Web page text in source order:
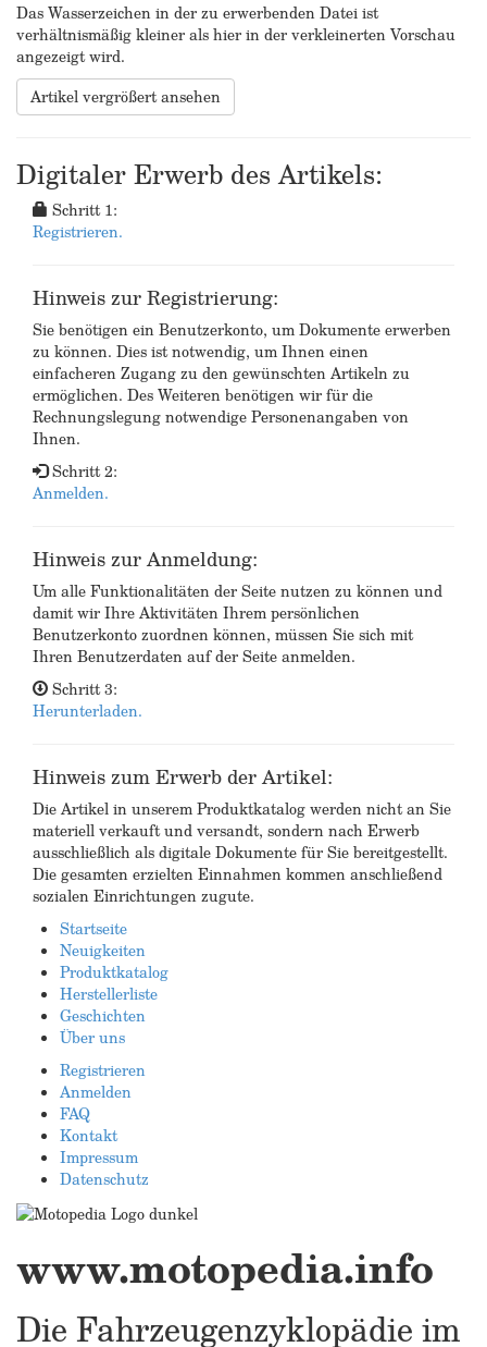
Das Wasserzeichen in der zu erwerbenden Datei ist
verhältnismäßig kleiner als hier in der verkleinerten Vorschau
angezeigt wird.
Artikel vergrößert ansehen
Digitaler Erwerb des Artikels:
Schritt 1:
Registrieren.
Hinweis zur Registrierung:
Sie benötigen ein Benutzerkonto, um Dokumente erwerben
zu können. Dies ist notwendig, um Ihnen einen
einfacheren Zugang zu den gewünschten Artikeln zu
ermöglichen. Des Weiteren benötigen wir für die
Rechnungslegung notwendige Personenangaben von
Ihnen.
Schritt 2:
Anmelden.
Hinweis zur Anmeldung:
Um alle Funktionalitäten der Seite nutzen zu können und
damit wir Ihre Aktivitäten Ihrem persönlichen
Benutzerkonto zuordnen können, müssen Sie sich mit
Ihren Benutzerdaten auf der Seite anmelden.
Schritt 3:
Herunterladen.
Hinweis zum Erwerb der Artikel:
Die Artikel in unserem Produktkatalog werden nicht an Sie
materiell verkauft und versandt, sondern nach Erwerb
ausschließlich als digitale Dokumente für Sie bereitgestellt.
Die gesamten erzielten Einnahmen kommen anschließend
sozialen Einrichtungen zugute.
Startseite
Neuigkeiten
Produktkatalog
Herstellerliste
Geschichten
Über uns
Registrieren
Anmelden
FAQ
Kontakt
Impressum
Datenschutz
www.motopedia.info
Die Fahrzeugenzyklopädie im